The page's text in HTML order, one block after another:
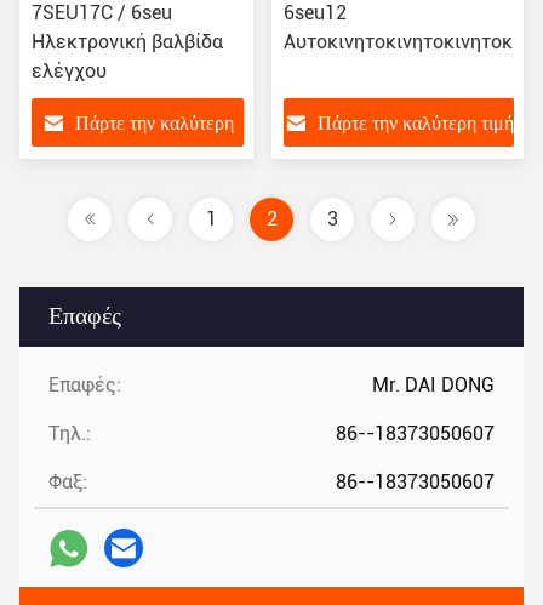
Επαφές
Επαφές: Mr. DAI DONG
Τηλ.: 86--18373050607
Φαξ: 86--18373050607
7SEU17C / 6seu
Ηλεκτρονική βαλβίδα
ελέγχου
Πάρτε την καλύτερη
6seu12
Πάρτε την καλύτερη τιμή
1 2 3